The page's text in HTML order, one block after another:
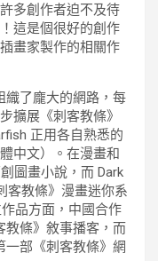
多創作者迫不及待
這是個很好的創作
畫家製作的相關作
織了龐大的網路，每
擴展《刺客教條》
正用各自熟悉的
中文）。在漫畫和
圖畫小說，而 Dark
客教條》漫畫迷你系
品方面，中國合作
教條》敘事播客，而
一部《刺客教條》網